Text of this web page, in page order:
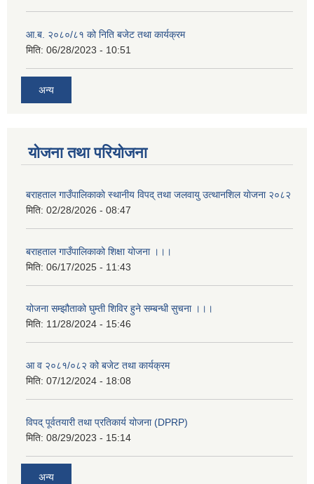
आ.ब. २०८०/८१ को निति बजेट तथा कार्यक्रम
मिति: 06/28/2023 - 10:51
अन्य
योजना तथा परियोजना
बराहताल गाउँपालिकाकाे स्थानीय विपद् तथा जलवायु उत्थानशिल याेजना २०८२
मिति: 02/28/2026 - 08:47
बराहताल गाउँपालिकाको शिक्षा योजना ।।।
मिति: 06/17/2025 - 11:43
योजना सम्झौताको घुम्ती शिविर हुने सम्बन्धी सुचना ।।।
मिति: 11/28/2024 - 15:46
आ व २०८१/०८२ को बजेट तथा कार्यक्रम
मिति: 07/12/2024 - 18:08
विपद् पूर्वतयारी तथा प्रतिकार्य योजना (DPRP)
मिति: 08/29/2023 - 15:14
अन्य